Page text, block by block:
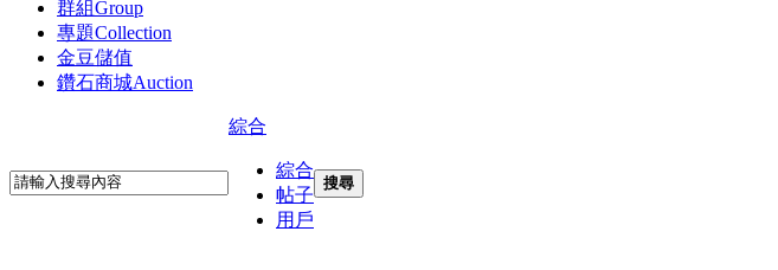
群組Group
專題Collection
金豆儲值
鑽石商城Auction
綜合
綜合
帖子
用戶
搜尋